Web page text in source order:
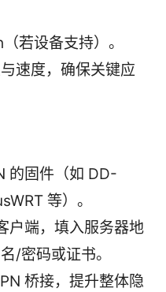
若设备支持）。
速度，确保关键应
的固件（如 DD-
等）。
户端，填入服务器地
/密码或证书。
桥接，提升整体隐